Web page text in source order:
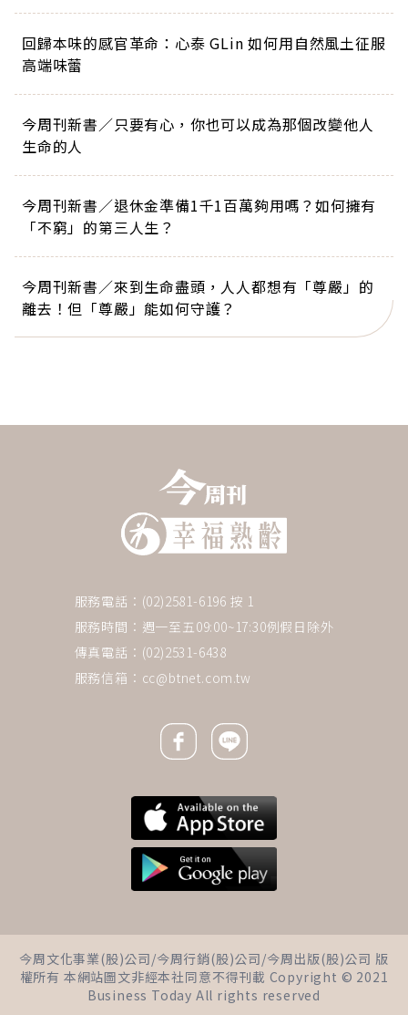
下一則 ＋
這樣吃，血糖穩當當
回歸本味的感官革命：心泰 GLin 如何用自然風土征服
高端味蕾
今周刊新書／只要有心，你也可以成為那個改變他人
生命的人
今周刊新書／退休金準備1千1百萬夠用嗎？如何擁有
「不窮」的第三人生？
今周刊新書／來到生命盡頭，人人都想有「尊嚴」的
離去！但「尊嚴」能如何守護？
服務電話：(02)2581-6196 按 1
服務時間：週一至五09:00~17:30例假日除外
傳真電話：(02)2531-6438
服務信箱： cc@btnet.com.tw
Facebook icon
Line icon
今周文化事業(股)公司/今周行銷(股)公司/今周出版(股)公司 版
權所有 本網站圖文非經本社同意不得刊載 Copyright © 2021
Business Today All rights reserved